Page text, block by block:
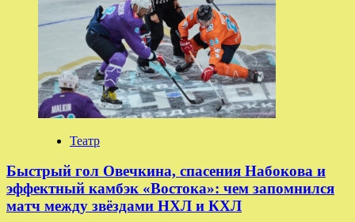
Театр
Быстрый гол Овечкина, спасения Набокова и
эффектный камбэк «Востока»: чем запомнился
матч между звёздами НХЛ и КХЛ